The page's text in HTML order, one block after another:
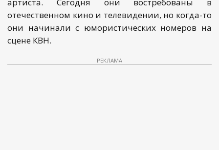
отечественном кино и телевидении, но когда-то
они начинали с юмористических номеров на
сцене КВН.
РЕКЛАМА